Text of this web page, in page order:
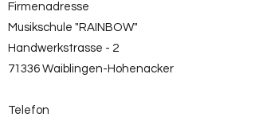
Firmenadresse
Musikschule "RAINBOW"
Handwerkstrasse - 2
71336 Waiblingen-Hohenacker
Telefon